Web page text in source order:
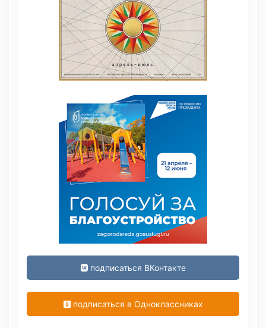
подписаться ВКонтакте
подписаться в Одноклассниках